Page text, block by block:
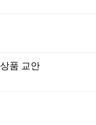
품 교안